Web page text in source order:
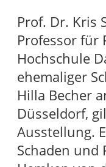
Prof. Dr. Kris
Professor für
Hochschule
ehemaliger
Hilla Becher
Düsseldorf,
Ausstellung.
Schaden und